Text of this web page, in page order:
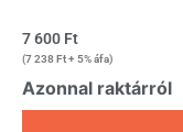
7 600 Ft
(7 238 Ft+ 5% áfa)
Azonnal raktárról